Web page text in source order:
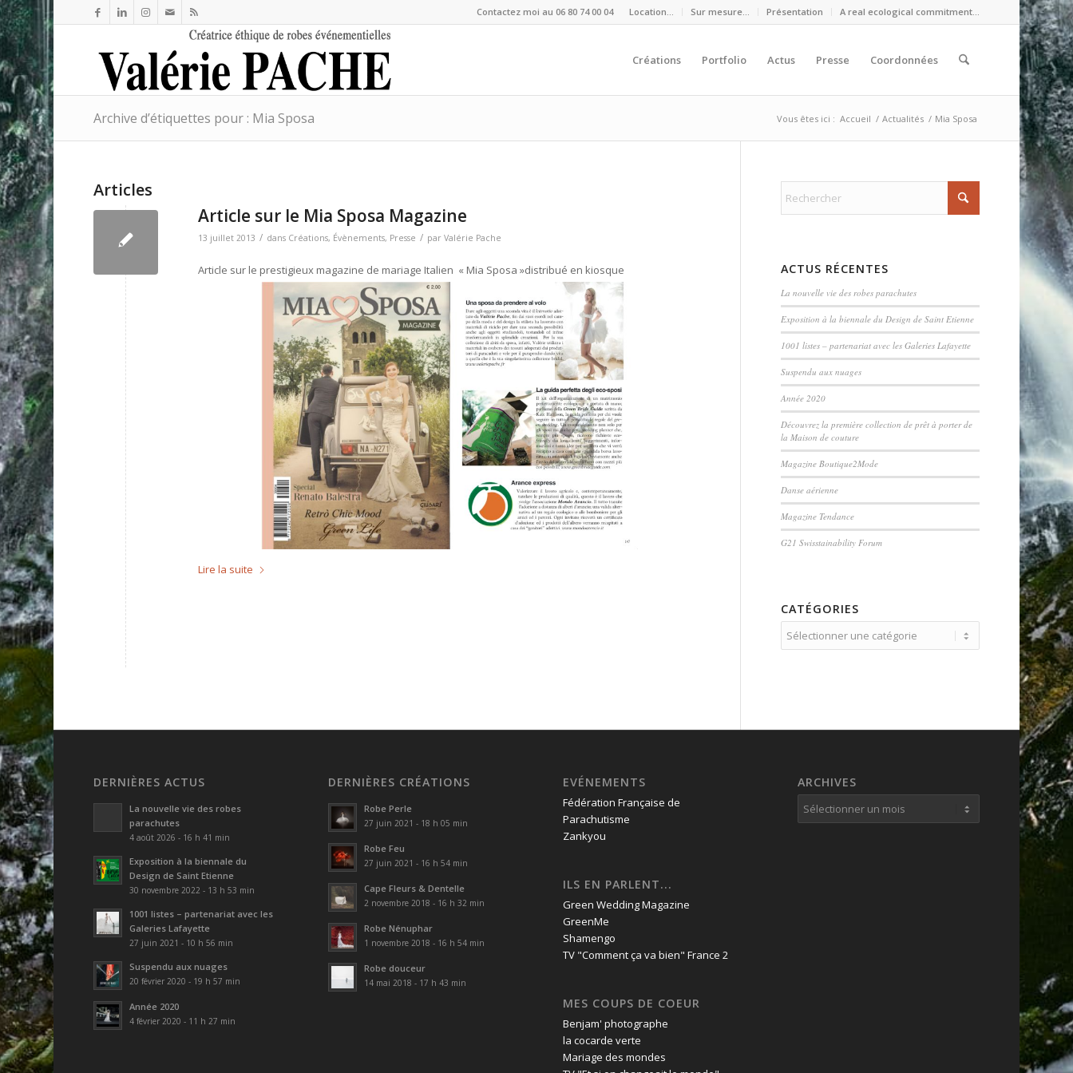
Location… Sur mesure… Présentation A real ecological commitment…
Contactez moi au 06 80 74 00 04
Créations Portfolio Actus Presse Coordonnées
Archive d’étiquettes pour : Mia Sposa Vous êtes ici : Accueil / Actualités / Mia Sposa
Articles
Article sur le Mia Sposa Magazine
13 juillet 2013 / dans Créations, Évènements, Presse / parValérie Pache
Article sur le prestigieux magazine de mariage Italien « Mia Sposa »distribué en kiosque
Lire la suite
ACTUS RÉCENTES
La nouvelle vie des robes parachutes
Exposition à la biennale du Design de Saint Etienne
1001 listes – partenariat avec les Galeries Lafayette
Suspendu aux nuages
Année 2020
Découvrez la première collection de prêt à porter de
la Maison de couture
Magazine Boutique2Mode
Danse aérienne
Magazine Tendance
G21 Swisstainability Forum
CATÉGORIES
Catégories
DERNIÈRES ACTUS
La nouvelle vie des robes
parachutes
4 août 2026 - 16 h 41 min
Exposition à la biennale du
Design de Saint Etienne
30 novembre 2022 - 13 h 53 min
1001 listes – partenariat avec les
Galeries Lafayette
27 juin 2021 - 10 h 56 min
Suspendu aux nuages
20 février 2020 - 19 h 57 min
Année 2020
4 février 2020 - 11 h 27 min
DERNIÈRES CRÉATIONS
Robe Perle
27 juin 2021 - 18 h 05 min
Robe Feu
27 juin 2021 - 16 h 54 min
Cape Fleurs & Dentelle
2 novembre 2018 - 16 h 32 min
Robe Nénuphar
1 novembre 2018 - 16 h 54 min
Robe douceur
14 mai 2018 - 17 h 43 min
EVÉNEMENTS
Fédération Française de
Parachutisme
Zankyou
ILS EN PARLENT...
Green Wedding Magazine
GreenMe
Shamengo
TV "Comment ça va bien" France 2
MES COUPS DE COEUR
Benjam' photographe
la cocarde verte
Mariage des mondes
ARCHIVES